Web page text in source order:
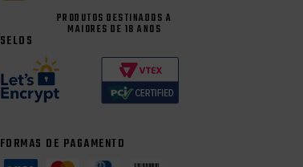
PRODUTOS DESTINADOS A
MAIORES DE 18 ANOS
SELOS
FORMAS DE PAGAMENTO